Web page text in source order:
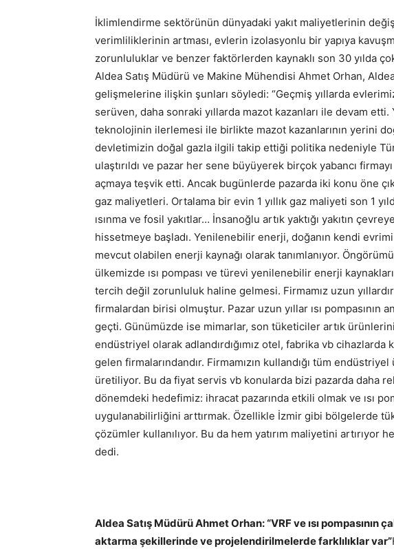
İklimlendirme sektörünün dünyadaki yakıt maliyetlerinin
verimliliklerinin artması, evlerin izolasyonlu bir yapıya
zorunluluklar ve benzer faktörlerden kaynaklı son 30 yılda
Aldea Satış Müdürü ve Makine Mühendisi Ahmet Orhan,
gelişmelerine ilişkin şunları söyledi: “Geçmiş yıllarda
serüven, daha sonraki yıllarda mazot kazanları ile devam etti.
teknolojinin ilerlemesi ile birlikte mazot kazanlarının yerini
devletimizin doğal gazla ilgili takip ettiği politika nedeniyle
ulaştırıldı ve pazar her sene büyüyerek birçok yabancı
açmaya teşvik etti. Ancak bugünlerde pazarda iki konu öne
gaz maliyetleri. Ortalama bir evin 1 yıllık gaz maliyeti son 1
ısınma ve fosil yakıtlar… İnsanoğlu artık yaktığı yakıtın
hissetmeye başladı. Yenilenebilir enerji, doğanın kendi
mevcut olabilen enerji kaynağı olarak tanımlanıyor.
ülkemizde ısı pompası ve türevi yenilenebilir enerji
tercih değil zorunluluk haline gelmesi. Firmamız uzun yıllardır
firmalardan birisi olmuştur. Pazar uzun yıllar ısı pompasının
geçti. Günümüzde ise mimarlar, son tüketiciler artık ürünlerini
endüstriyel olarak adlandırdığımız otel, fabrika vb
gelen firmalarındandır. Firmamızın kullandığı tüm
üretiliyor. Bu da fiyat servis vb konularda bizi pazarda daha
dönemdeki hedefimiz: ihracat pazarında etkili olmak ve ısı
uygulanabilirliğini arttırmak. Özellikle İzmir gibi bölgelerde
çözümler kullanılıyor. Bu da hem yatırım maliyetini artırıyor
dedi.
Aldea Satış Müdürü Ahmet Orhan: “VRF ve ısı pompasının
aktarma şekillerinde ve projelendirilmelerde farklılıklar var”